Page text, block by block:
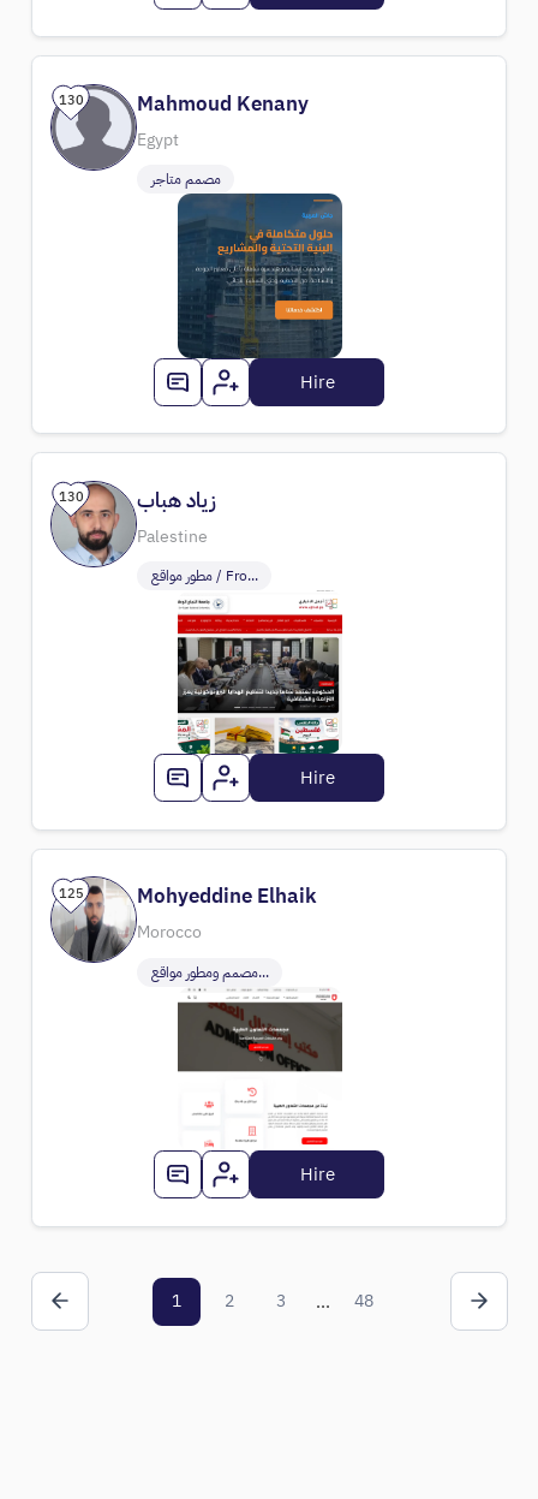
130 Mahmoud Kenany
Egypt
مصمم متاجر
Hire
130 زياد هباب
Palestine
مطور مواقع / Fro...
Hire
125 Mohyeddine Elhaik
Morocco
مصمم ومطور مواقع...
Hire
1 2 3 ... 48